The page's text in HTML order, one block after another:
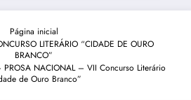
Página inicial
LITERÁRIO “CIDADE DE OURO
BRANCO”
PROSA NACIONAL – VII Concurso Literário
de Ouro Branco”